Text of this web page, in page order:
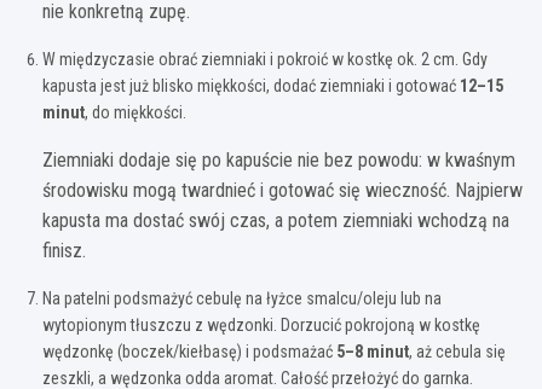
nie konkretną zupę.
W międzyczasie obrać ziemniaki i pokroić w kostkę ok. 2 cm. Gdy
kapusta jest już blisko miękkości, dodać ziemniaki i gotować 12–15
minut, do miękkości.
Ziemniaki dodaje się po kapuście nie bez powodu: w kwaśnym
środowisku mogą twardnieć i gotować się wieczność. Najpierw
kapusta ma dostać swój czas, a potem ziemniaki wchodzą na
finisz.
Na patelni podsmażyć cebulę na łyżce smalcu/oleju lub na
wytopionym tłuszczu z wędzonki. Dorzucić pokrojoną w kostkę
wędzonkę (boczek/kiełbasę) i podsmażać 5–8 minut, aż cebula się
zeszkli, a wędzonka odda aromat. Całość przełożyć do garnka.